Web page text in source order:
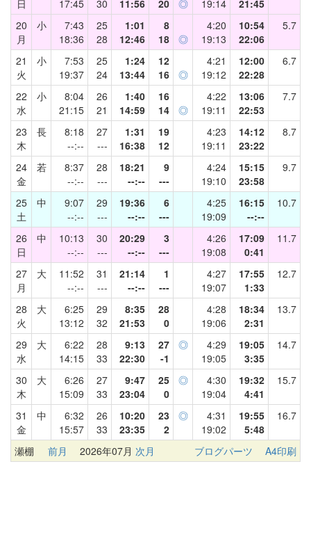
日 17:45 30 11:56 20 ◎ 19:14
21:45
20
月
小
7:43
18:36
25
28
1:01
12:46
8
18
◎
4:20
19:13
10:54
22:06
5.7
21
火
小
7:53
19:37
25
24
1:24
13:44
12
16
◎
4:21
19:12
12:00
22:28
6.7
22
水
小
8:04
21:15
26
21
1:40
14:59
16
14
◎
4:22
19:11
13:06
22:53
7.7
23
木
長
8:18
--:--
27
---
1:31
16:38
19
12
4:23
19:11
14:12
23:22
8.7
24
金
若
8:37
--:--
28
---
18:21
--:--
9
---
4:24
19:10
15:15
23:58
9.7
25
土
中
9:07
--:--
29
---
19:36
--:--
6
---
4:25
19:09
16:15
--:--
10.7
26
日
中
10:13
--:--
30
---
20:29
--:--
3
---
4:26
19:08
17:09
0:41
11.7
27
月
大
11:52
--:--
31
---
21:14
--:--
1
---
4:27
19:07
17:55
1:33
12.7
28
火
大
6:25
13:12
29
32
8:35
21:53
28
0
4:28
19:06
18:34
2:31
13.7
29
水
大
6:22
14:15
28
33
9:13
22:30
27
-1
◎
4:29
19:05
19:05
3:35
14.7
30
木
大
6:26
15:09
27
33
9:47
23:04
25
0
◎
4:30
19:04
19:32
4:41
15.7
31
金
中
6:32
15:57
26
33
10:20
23:35
23
2
◎
4:31
19:02
19:55
5:48
16.7
瀬棚 前月 2026年07月 次月 ブログパーツ A4印刷